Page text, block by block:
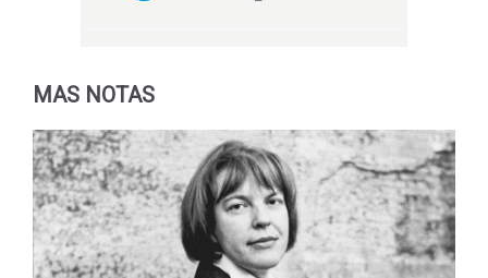
MAS NOTAS